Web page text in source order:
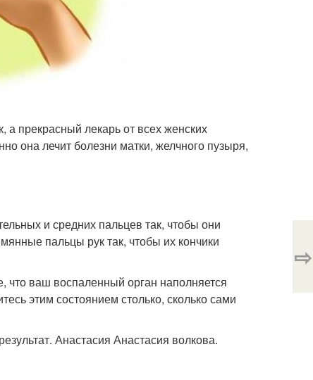
а прекрасный лекарь от всех женских
она лечит болезни матки, желчного пузыря,
и средних пальцев так, чтобы они
пальцы рук так, чтобы их кончики
что ваш воспаленный орган наполняется
этим состоянием столько, сколько сами
Анастасия Анастасия волкова.
⇨